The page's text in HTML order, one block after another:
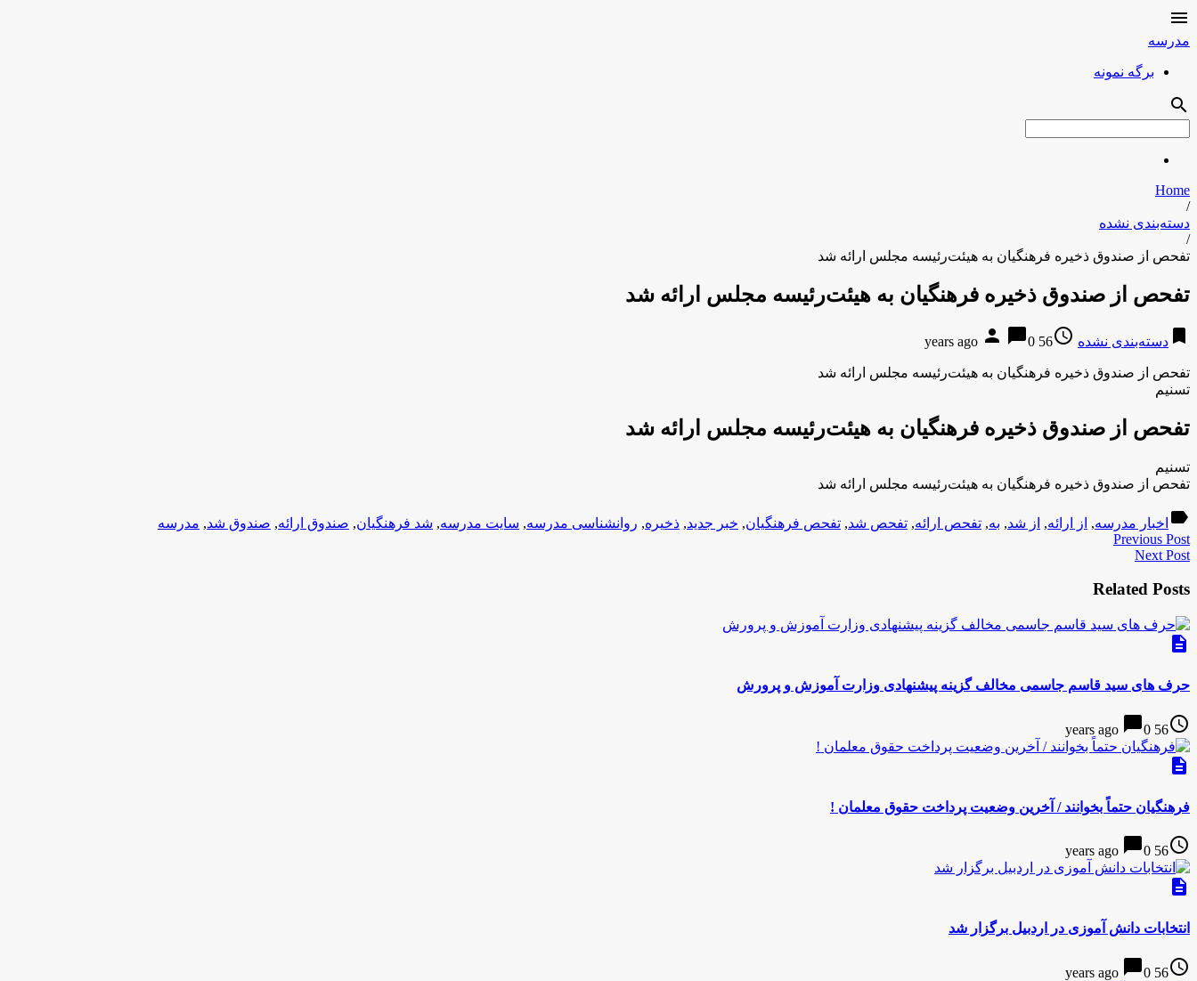

مدرسه
برگه نمونه
search
Home
/
دسته‌بندی نشده
/
تفحص از صندوق ذخیره فرهنگیان به هیئت‌رئیسه مجلس ارائه شد
تفحص از صندوق ذخیره فرهنگیان به هیئت‌رئیسه مجلس ارائه شد
bookmark دسته‌بندی نشده access_time
56 years ago
person chat_bubble0
تفحص از صندوق ذخیره فرهنگیان به هیئت‌رئیسه مجلس ارائه شد
تسنیم
تفحص از صندوق ذخیره فرهنگیان به هیئت‌رئیسه مجلس ارائه شد
تسنیم
تفحص از صندوق ذخیره فرهنگیان به هیئت‌رئیسه مجلس ارائه شد
label اخبار مدرسه, از ارائه, از شد, به, تفحص ارائه, تفحص شد, تفحص فرهنگیان, خبر جدید, ذخیره, روانشناسی مدرسه, سایت مدرسه, شد فرهنگیان, صندوق ارائه, صندوق شد, مدرسه
Previous Post
Next Post
Related Posts
description
حرف های سید قاسم جاسمی مخالف گزینه پیشنهادی وزارت آموزش و پرورش
access_time
56 years ago
chat_bubble0
description
فرهنگیان حتماً بخوانند / آخرین وضعیت پرداخت حقوق معلمان !
access_time
56 years ago
chat_bubble0
description
انتخابات دانش آموزی در اردبیل برگزار شد
access_time
56 years ago
chat_bubble0